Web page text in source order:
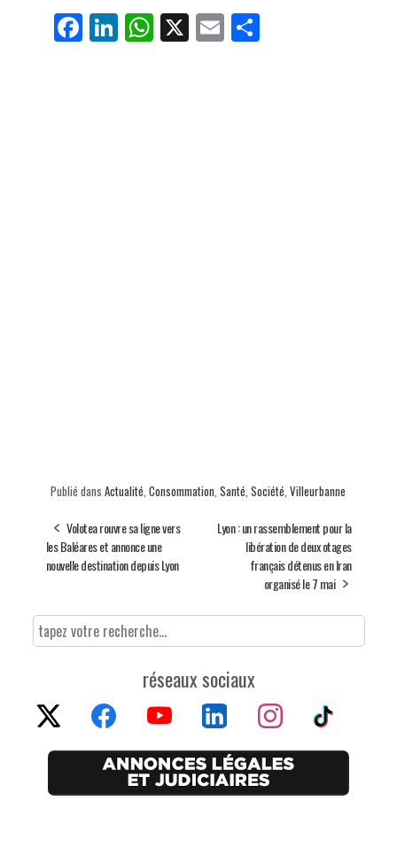
Fa
ce
Li
nk
W
ha
X E
m
Pa
Publié dans Actualité, Consommation, Santé, Société, Villeurbanne
Volotea rouvre sa ligne vers
les Baléares et annonce une
nouvelle destination depuis Lyon
Lyon : un rassemblement pour la
libération de deux otages
français détenus en Iran
organisé le 7 mai
réseaux sociaux